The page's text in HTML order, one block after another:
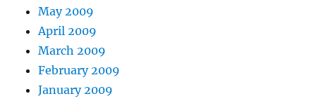
May 2009
April 2009
March 2009
February 2009
January 2009